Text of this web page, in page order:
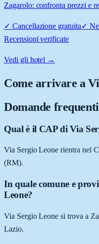
Zagarolo: confronta prezzi e
✓ Cancellazione gratuita✓
Recensioni verificate
Vedi gli hotel →
Come arrivare a
Domande
Qual è il CAP di Via
Via Sergio Leone rientra nel
(RM).
In quale comune e
Leone?
Via Sergio Leone si trova a
Lazio.